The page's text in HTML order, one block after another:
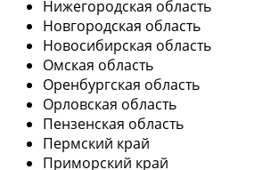
Нижегородская область
Новгородская область
Новосибирская область
Омская область
Оренбургская область
Орловская область
Пензенская область
Пермский край
Приморский край